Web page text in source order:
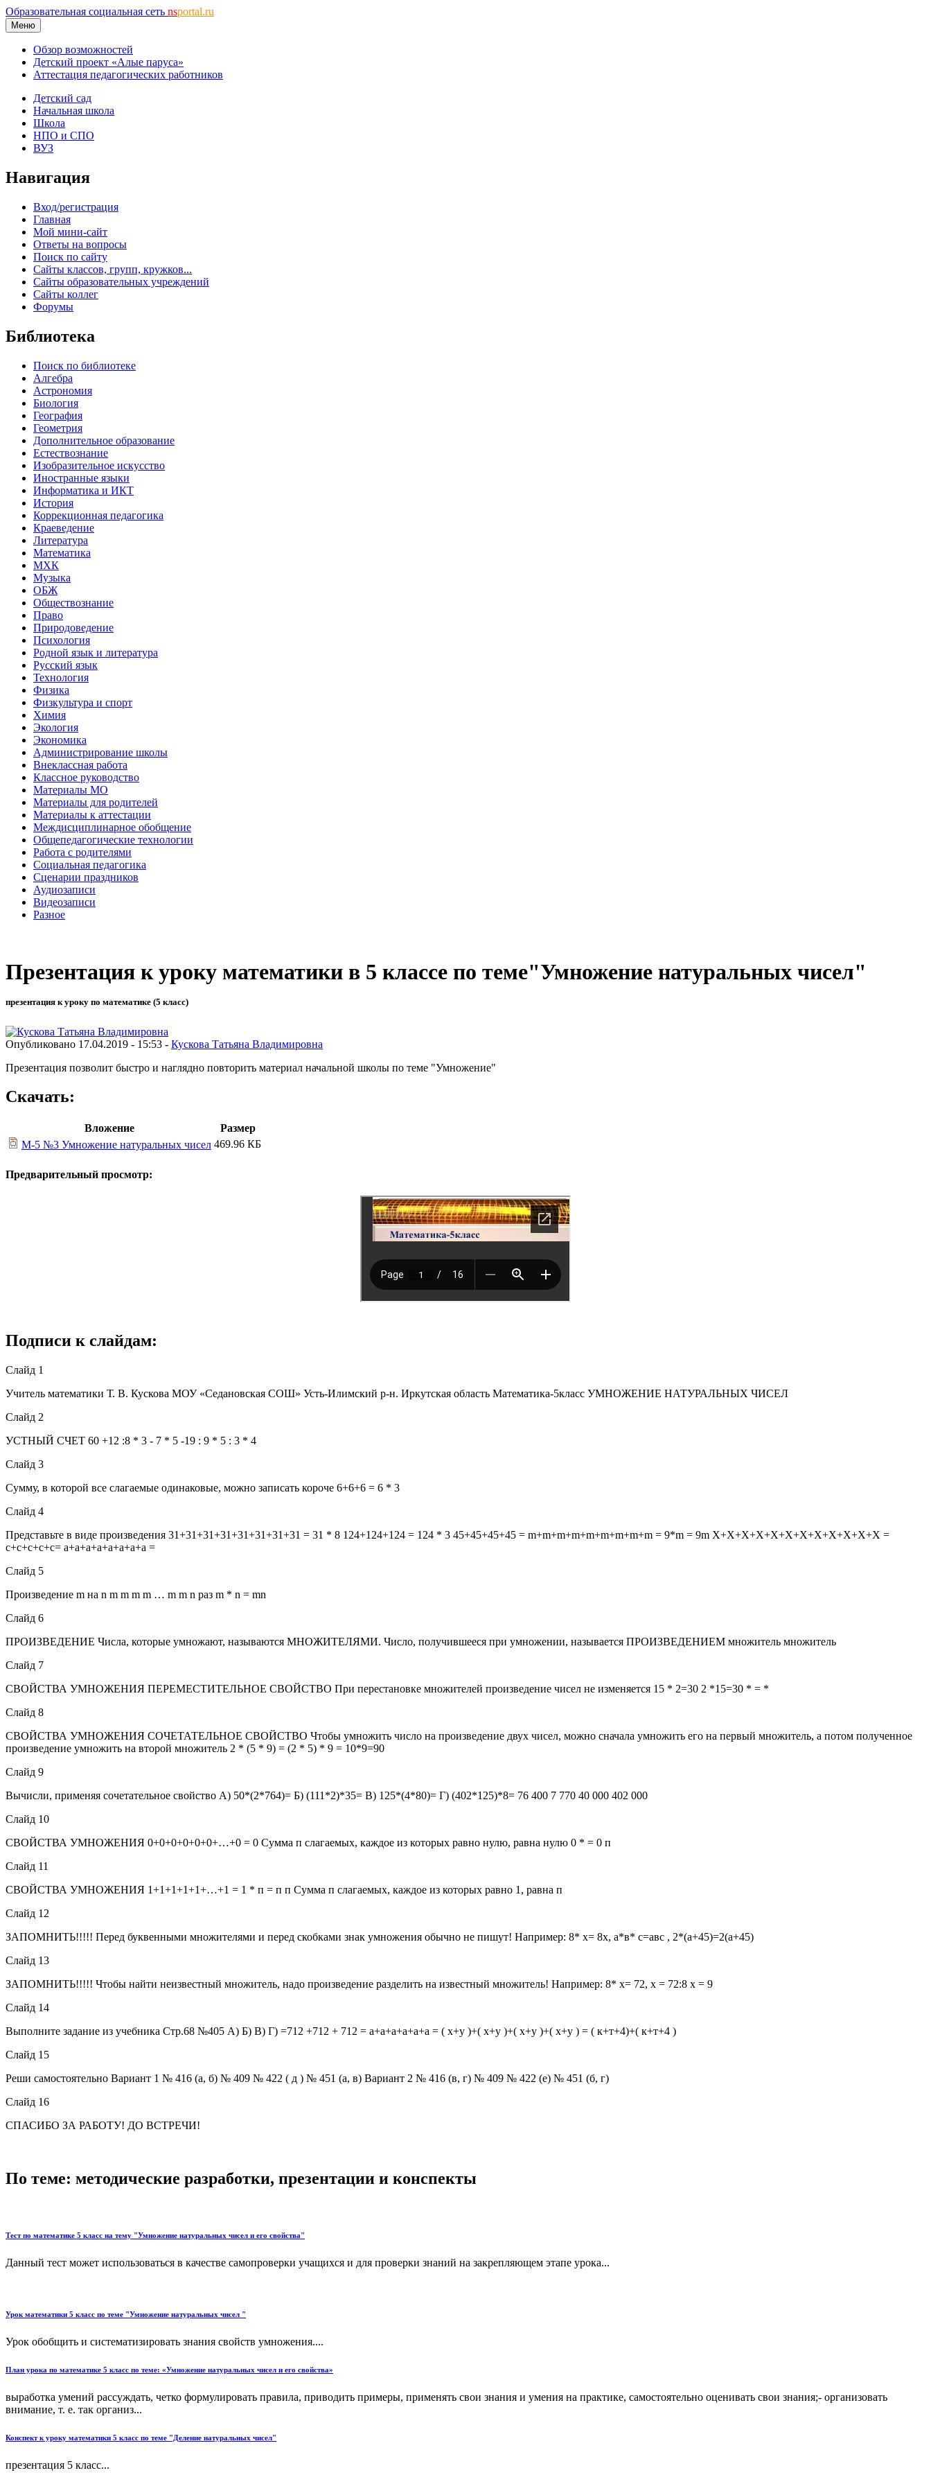
Образовательная социальная сеть nsportal.ru
Меню
Обзор возможностей
Детский проект «Алые паруса»
Аттестация педагогических работников
Детский сад
Начальная школа
Школа
НПО и СПО
ВУЗ
Навигация
Вход/регистрация
Главная
Мой мини-сайт
Ответы на вопросы
Поиск по сайту
Сайты классов, групп, кружков...
Сайты образовательных учреждений
Сайты коллег
Форумы
Библиотека
Поиск по библиотеке
Алгебра
Астрономия
Биология
География
Геометрия
Дополнительное образование
Естествознание
Изобразительное искусство
Иностранные языки
Информатика и ИКТ
История
Коррекционная педагогика
Краеведение
Литература
Математика
МХК
Музыка
ОБЖ
Обществознание
Право
Природоведение
Психология
Родной язык и литература
Русский язык
Технология
Физика
Физкультура и спорт
Химия
Экология
Экономика
Администрирование школы
Внеклассная работа
Классное руководство
Материалы МО
Материалы для родителей
Материалы к аттестации
Междисциплинарное обобщение
Общепедагогические технологии
Работа с родителями
Социальная педагогика
Сценарии праздников
Аудиозаписи
Видеозаписи
Разное
Презентация к уроку математики в 5 классе по теме"Умножение натуральных чисел"
презентация к уроку по математике (5 класс)
Опубликовано 17.04.2019 - 15:53 - Кускова Татьяна Владимировна
Презентация позволит быстро и наглядно повторить материал начальной школы по теме "Умножение"
Скачать:
Вложение
Размер
М-5 №3 Умножение натуральных чисел 469.96 КБ
Предварительный просмотр:
Подписи к слайдам:
Слайд 1
Учитель математики Т. В. Кускова МОУ «Седановская СОШ» Усть-Илимский р-н. Иркутская область Математика-5класс УМНОЖЕНИЕ НАТУРАЛЬНЫХ ЧИСЕЛ
Слайд 2
УСТНЫЙ СЧЕТ 60 +12 :8 * 3 - 7 * 5 -19 : 9 * 5 : 3 * 4
Слайд 3
Сумму, в которой все слагаемые одинаковые, можно записать короче 6+6+6 = 6 * 3
Слайд 4
Представьте в виде произведения 31+31+31+31+31+31+31+31 = 31 * 8 124+124+124 = 124 * 3 45+45+45+45 = m+m+m+m+m+m+m+m+m = 9*m = 9m Х+Х+Х+Х+Х+Х+Х+Х+Х+Х+Х+Х =
с+с+с+с+с= а+а+а+а+а+а+а+а =
Слайд 5
Произведение m на n m m m m … m m n раз m * n = mn
Слайд 6
ПРОИЗВЕДЕНИЕ Числа, которые умножают, называются МНОЖИТЕЛЯМИ. Число, получившееся при умножении, называется ПРОИЗВЕДЕНИЕМ множитель множитель
Слайд 7
СВОЙСТВА УМНОЖЕНИЯ ПЕРЕМЕСТИТЕЛЬНОЕ СВОЙСТВО При перестановке множителей произведение чисел не изменяется 15 * 2=30 2 *15=30 * = *
Слайд 8
СВОЙСТВА УМНОЖЕНИЯ СОЧЕТАТЕЛЬНОЕ СВОЙСТВО Чтобы умножить число на произведение двух чисел, можно сначала умножить его на первый множитель, а потом полученное
произведение умножить на второй множитель 2 * (5 * 9) = (2 * 5) * 9 = 10*9=90
Слайд 9
Вычисли, применяя сочетательное свойство А) 50*(2*764)= Б) (111*2)*35= В) 125*(4*80)= Г) (402*125)*8= 76 400 7 770 40 000 402 000
Слайд 10
СВОЙСТВА УМНОЖЕНИЯ 0+0+0+0+0+0+…+0 = 0 Сумма п слагаемых, каждое из которых равно нулю, равна нулю 0 * = 0 п
Слайд 11
СВОЙСТВА УМНОЖЕНИЯ 1+1+1+1+1+…+1 = 1 * п = п п Сумма п слагаемых, каждое из которых равно 1, равна п
Слайд 12
ЗАПОМНИТЬ!!!!! Перед буквенными множителями и перед скобками знак умножения обычно не пишут! Например: 8* х= 8х, а*в* с=авс , 2*(а+45)=2(а+45)
Слайд 13
ЗАПОМНИТЬ!!!!! Чтобы найти неизвестный множитель, надо произведение разделить на известный множитель! Например: 8* х= 72, х = 72:8 х = 9
Слайд 14
Выполните задание из учебника Стр.68 №405 А) Б) В) Г) =712 +712 + 712 = а+а+а+а+а+а = ( х+у )+( х+у )+( х+у )+( х+у ) = ( к+т+4)+( к+т+4 )
Слайд 15
Реши самостоятельно Вариант 1 № 416 (а, б) № 409 № 422 ( д ) № 451 (а, в) Вариант 2 № 416 (в, г) № 409 № 422 (е) № 451 (б, г)
Слайд 16
СПАСИБО ЗА РАБОТУ! ДО ВСТРЕЧИ!
По теме: методические разработки, презентации и конспекты
Тест по математике 5 класс на тему "Умножение натуральных чисел и его свойства"
Данный тест может использоваться в качестве самопроверки учащихся и для проверки знаний на закрепляющем этапе урока...
Урок математики 5 класс по теме "Умножение натуральных чисел "
Урок обобщить и систематизировать знания свойств умножения....
План урока по математике 5 класс по теме: «Умножение натуральных чисел и его свойства»
выработка умений рассуждать, четко формулировать правила, приводить примеры, применять свои знания и умения на практике, самостоятельно оценивать свои знания;- организовать
внимание, т. е. так организ...
Конспект к уроку математики 5 класс по теме "Деление натуральных чисел"
презентация 5 класс...